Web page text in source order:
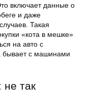
включает данные о
и даже
Такая
«кота в мешке»
на авто с
бывает с машинами
не так